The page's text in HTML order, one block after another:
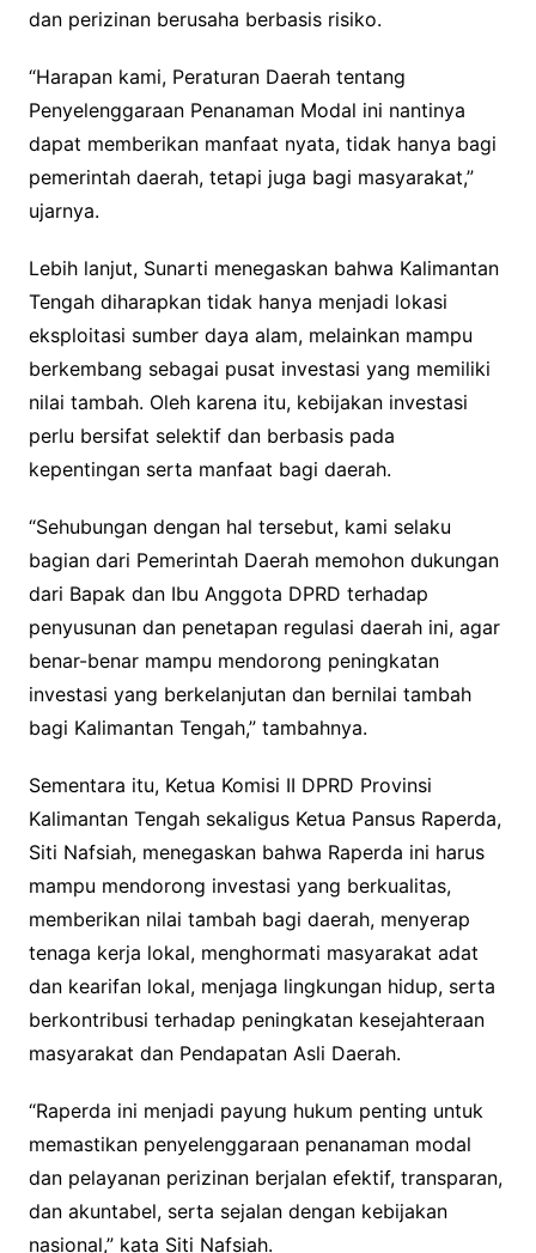
dan perizinan berusaha berbasis risiko.
“Harapan kami, Peraturan Daerah tentang
Penyelenggaraan Penanaman Modal ini nantinya
dapat memberikan manfaat nyata, tidak hanya bagi
pemerintah daerah, tetapi juga bagi masyarakat,”
ujarnya.
Lebih lanjut, Sunarti menegaskan bahwa Kalimantan
Tengah diharapkan tidak hanya menjadi lokasi
eksploitasi sumber daya alam, melainkan mampu
berkembang sebagai pusat investasi yang memiliki
nilai tambah. Oleh karena itu, kebijakan investasi
perlu bersifat selektif dan berbasis pada
kepentingan serta manfaat bagi daerah.
“Sehubungan dengan hal tersebut, kami selaku
bagian dari Pemerintah Daerah memohon dukungan
dari Bapak dan Ibu Anggota DPRD terhadap
penyusunan dan penetapan regulasi daerah ini, agar
benar-benar mampu mendorong peningkatan
investasi yang berkelanjutan dan bernilai tambah
bagi Kalimantan Tengah,” tambahnya.
Sementara itu, Ketua Komisi II DPRD Provinsi
Kalimantan Tengah sekaligus Ketua Pansus Raperda,
Siti Nafsiah, menegaskan bahwa Raperda ini harus
mampu mendorong investasi yang berkualitas,
memberikan nilai tambah bagi daerah, menyerap
tenaga kerja lokal, menghormati masyarakat adat
dan kearifan lokal, menjaga lingkungan hidup, serta
berkontribusi terhadap peningkatan kesejahteraan
masyarakat dan Pendapatan Asli Daerah.
“Raperda ini menjadi payung hukum penting untuk
memastikan penyelenggaraan penanaman modal
dan pelayanan perizinan berjalan efektif, transparan,
dan akuntabel, serta sejalan dengan kebijakan
nasional,” kata Siti Nafsiah.